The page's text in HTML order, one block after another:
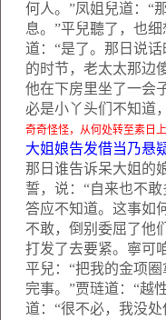
何人。”凤姐兒道：“
息。”平兒聽了，也
道：“是了。那日说
的时节，老太太那边
他在下房里坐了一会
必是小丫头们不知道
奇奇怪怪，从何处转至素日
大姐娘告发借当乃悬
那日谁告诉呆大姐的
誓，说：“自来也不
答应不知道。这事如
不敢，倒别委屈了他
打发了去要紧。寧可
平兒：“把我的金项
完事。”贾琏道：“越
道：“很不必，我没